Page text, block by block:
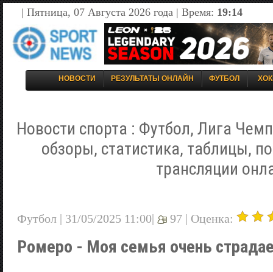
| Пятница, 07 Августа 2026 года | Время: 19:14
НОВОСТИ РЕЗУЛЬТАТЫ ОНЛАЙН ФУТБОЛ
Новости спорта : Футбол, Лига
обзоры, статистика, таблицы,
трансляции
Футбол | 31/05/2025 11:00| 97 | Оценка:
Ромеро - Моя семья очень